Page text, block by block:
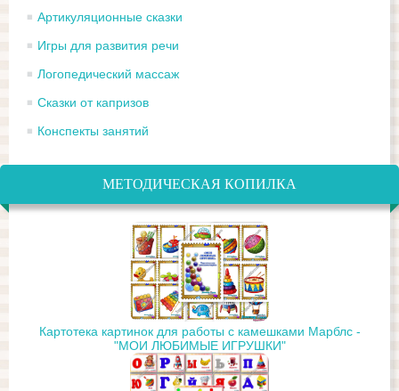
Артикуляционные сказки
Игры для развития речи
Логопедический массаж
Сказки от капризов
Конспекты занятий
МЕТОДИЧЕСКАЯ КОПИЛКА
Картотека картинок для работы с камешками Марблс -
"МОИ ЛЮБИМЫЕ ИГРУШКИ"